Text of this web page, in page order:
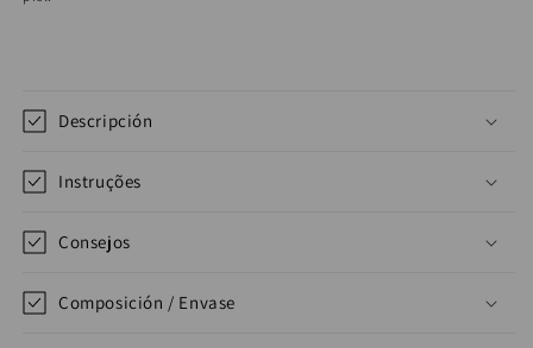
Descripción
Instruções
Consejos
Composición / Envase